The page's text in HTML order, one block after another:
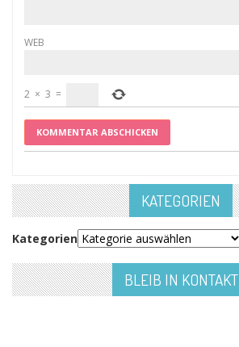
WEB
2 × 3 =
KATEGORIEN
Kategorien
BLEIB IN KONTAKT